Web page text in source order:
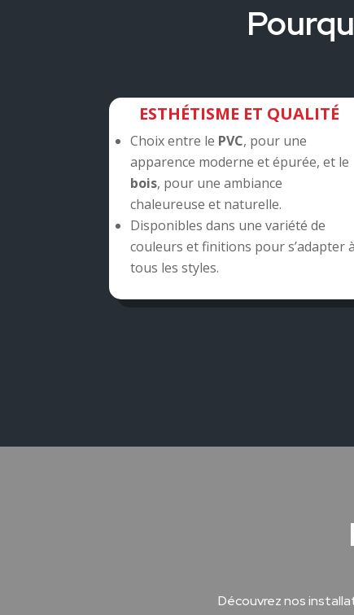
ESTHÉTISME ET QUALITÉ
Choix entre le PVC, pour une
apparence moderne et épurée, et le
bois, pour une ambiance
chaleureuse et naturelle.
Disponibles dans une variété de
couleurs et finitions pour s’adapter à
tous les styles.
Découvrez nos